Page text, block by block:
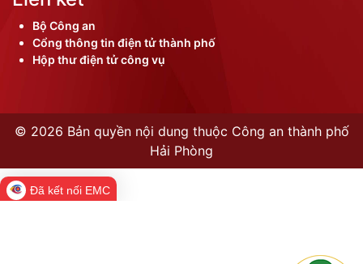
Bộ Công an
Cổng thông tin điện tử thành phố
Hộp thư điện tử công vụ
© 2026 Bản quyền nội dung thuộc Công an thành phố
Hải Phòng
Đã kết nối EMC